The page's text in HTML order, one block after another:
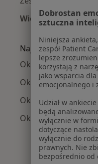
Więcej (15)
Więcej w
Najpopularniejsze
Okuliści z Allianz w
Okuliści z POLMED
Okuliści z
Okuliści z
Dobrostan
sztuczna
Niniejsza
zespół Patient
lepsze
korzystają z
jako wsparcia
emocjonalnego i
Udział w
będą
wyłącznie w
dotyczące
wyłącznie do
prawnych. Nie
bezpośrednio od